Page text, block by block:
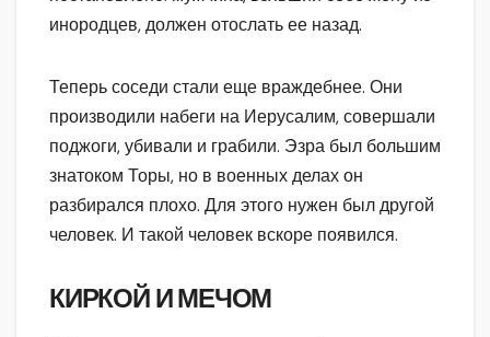
инородцев, должен отослать ее назад.
Теперь соседи стали еще враждебнее. Они
производили набеги на Иерусалим, совершали
поджоги, убивали и грабили. Эзра был большим
знатоком Торы, но в военных делах он
разбирался плохо. Для этого нужен был другой
человек. И такой человек вскоре появился.
КИРКОЙ И МЕЧОМ